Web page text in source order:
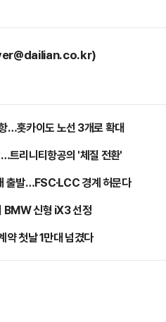
…홋카이도 노선 3개로 확대
트리니티항공의 '체질 전환'
출발…FSC·LCC 경계 허문다
BMW 신형 iX3 선정
약 첫날 1만대 넘겼다